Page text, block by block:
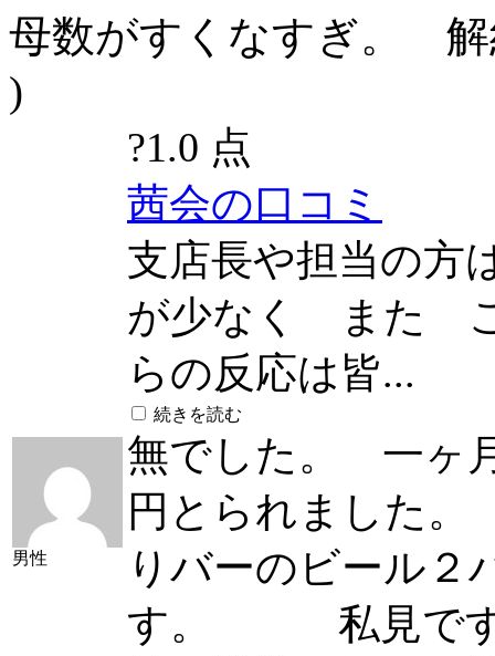
母数がすくなすぎ。
)
男性
?1.0 点
茜会の口コミ
支店長や担当の
が少なく また こ
らの反応は皆...
続きを読む
無でした。 一ヶ
円とられました
りバーのビール２
す。 私見です